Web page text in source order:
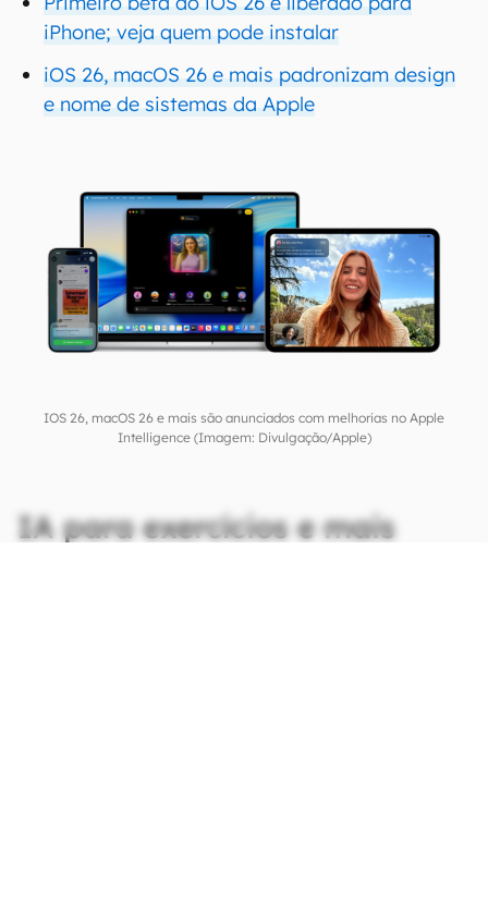
iPhone; veja quem pode instalar
iOS 26, macOS 26 e mais padronizam design
e nome de sistemas da Apple
IOS 26, macOS 26 e mais são anunciados com melhorias no Apple
Intelligence (Imagem: Divulgação/Apple)
IA para exercícios e mais